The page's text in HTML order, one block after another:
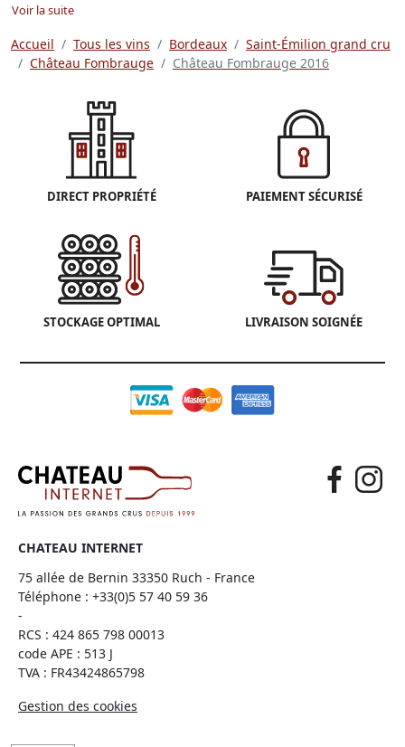
Voir la suite
Accueil Tous les vins Bordeaux
Saint-Émilion grand cru
Château Fombrauge
Château Fombrauge 2016
DIRECT PROPRIÉTÉ PAIEMENT SÉCURISÉ
STOCKAGE OPTIMAL LIVRAISON SOIGNÉE
CHATEAU INTERNET
75 allée de Bernin 33350 Ruch - France
Téléphone : +33(0)5 57 40 59 36
-
RCS : 424 865 798 00013
code APE : 513 J
TVA : FR43424865798
Gestion des cookies